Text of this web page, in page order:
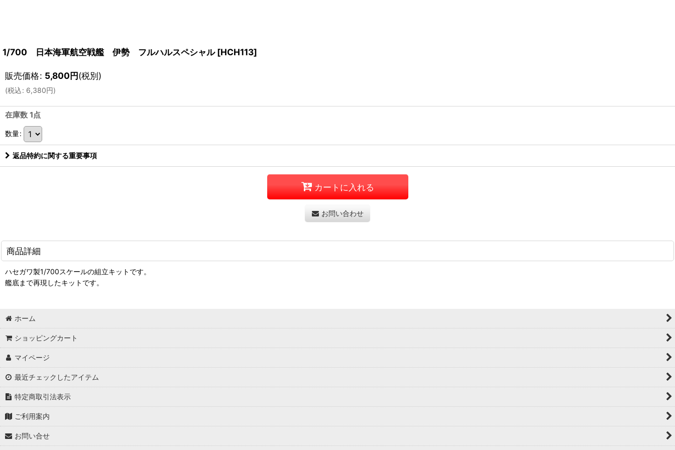
1/700 日本海軍航空戦艦 伊勢 フルハルスペシャル [HCH113]
販売価格: 5,800円(税別)
(税込: 6,380円)
在庫数 1点
数量:
返品特約に関する重要事項
カートに入れる
お問い合わせ
商品詳細
ハセガワ製1/700スケールの組立キットです。
艦底まで再現したキットです。
ホーム
ショッピングカート
マイページ
最近チェックしたアイテム
特定商取引法表示
ご利用案内
お問い合せ